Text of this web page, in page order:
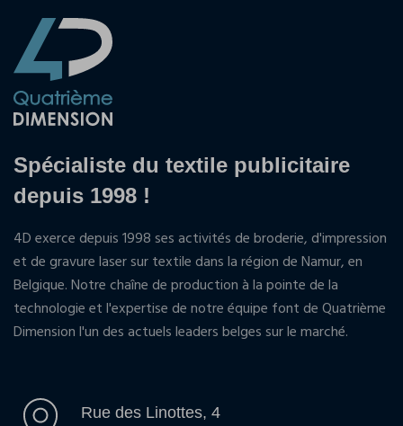
Spécialiste du textile publicitaire
depuis 1998 !
4D exerce depuis 1998 ses activités de broderie, d'impression
et de gravure laser sur textile dans la région de Namur, en
Belgique. Notre chaîne de production à la pointe de la
technologie et l'expertise de notre équipe font de Quatrième
Dimension l'un des actuels leaders belges sur le marché.
Rue des Linottes, 4